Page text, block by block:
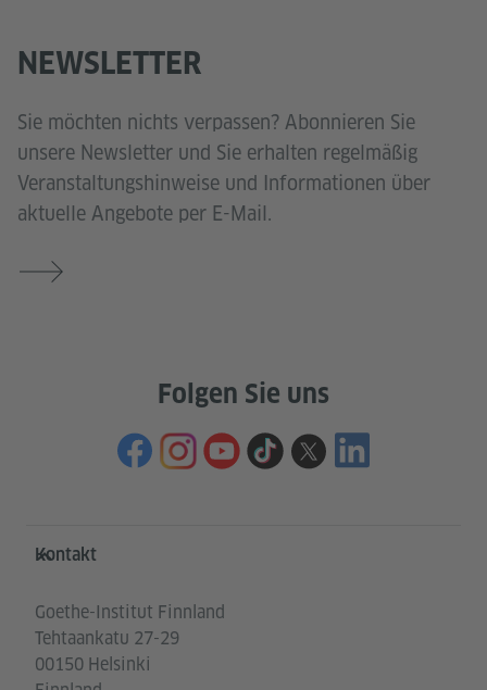
NEWSLETTER
Sie möchten nichts verpassen? Abonnieren Sie
unsere Newsletter und Sie erhalten regelmäßig
Veranstaltungshinweise und Informationen über
aktuelle Angebote per E-Mail.
Folgen Sie uns
Service- und Informationsbereich
Kontakt
Goethe-Institut Finnland
Tehtaankatu 27-29
00150 Helsinki